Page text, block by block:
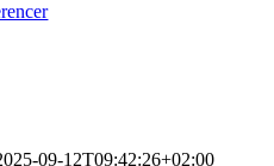
09-12T09:42:26+02:00